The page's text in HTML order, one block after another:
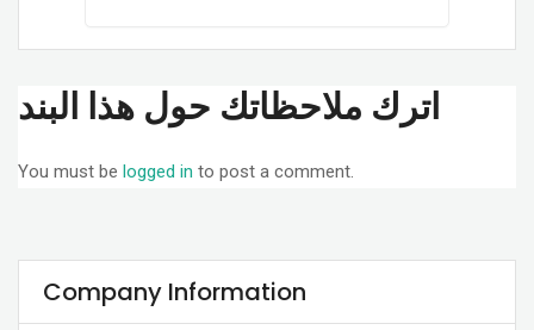
اترك ملاحظاتك حول هذا البند
You must be logged in to post a comment.
Company Information